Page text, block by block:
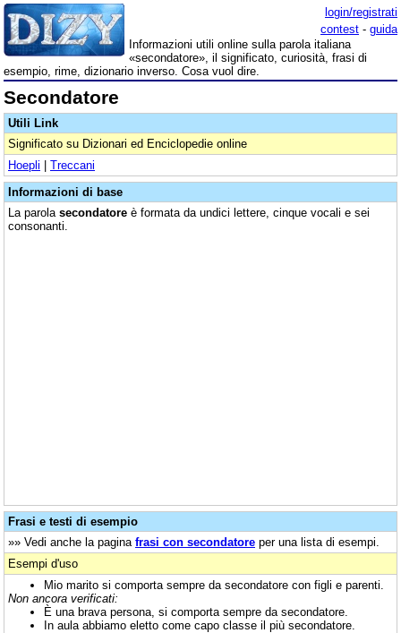
login/registrati
contest - guida
Informazioni utili online sulla parola italiana
«secondatore», il significato, curiosità, frasi di
esempio, rime, dizionario inverso. Cosa vuol dire.
Secondatore
Utili Link
Significato su Dizionari ed Enciclopedie online
Hoepli | Treccani
Informazioni di base
La parola secondatore è formata da undici lettere, cinque vocali e sei
consonanti.
Frasi e testi di esempio
»» Vedi anche la pagina frasi con secondatore per una lista di esempi.
Esempi d'uso
Mio marito si comporta sempre da secondatore con figli e parenti.
Non ancora verificati:
È una brava persona, si comporta sempre da secondatore.
In aula abbiamo eletto come capo classe il più secondatore.